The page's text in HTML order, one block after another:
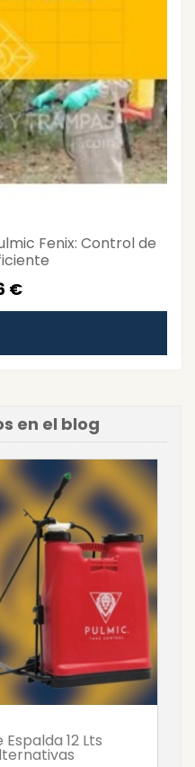
Fenix: Control de
€
en el blog
12 Lts